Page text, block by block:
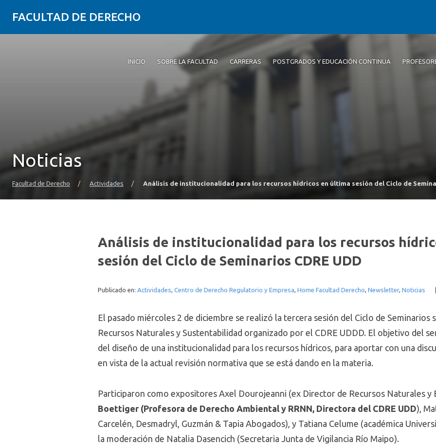
FACULTAD DE DERECHO
INICIO SOBRE LA FACULTAD CARRERAS POSTGRADOS Y EDUCACIÓN CONTINUA
Noticias
Facultad de Derecho / Actividades / Análisis de institucionalidad para los recursos hídricos en última sesión del Ciclo de
Análisis de institucionalidad para los recursos
sesión del Ciclo de Seminarios CDRE UDD
Publicado en: Actividades, Centro de Derecho Regulatorio y Empresa, Home Facultad Derecho, Newsletter, Noticias
El pasado miércoles 2 de diciembre se realizó la tercera sesión del Ciclo de
Recursos Naturales y Sustentabilidad organizado por el CDRE UDDD. El objetivo del
del diseño de una institucionalidad para los recursos hídricos, para aportar con una
en vista de la actual revisión normativa que se está dando en la materia.
Participaron como expositores Axel Dourojeanni (ex Director de Recursos Naturales y
Boettiger (Profesora de Derecho Ambiental y RRNN, Directora del CDRE UDD),
Carcelén, Desmadryl, Guzmán & Tapia Abogados), y Tatiana Celume (académica
la moderación de Natalia Dasencich (Secretaria Junta de Vigilancia Río Maipo).